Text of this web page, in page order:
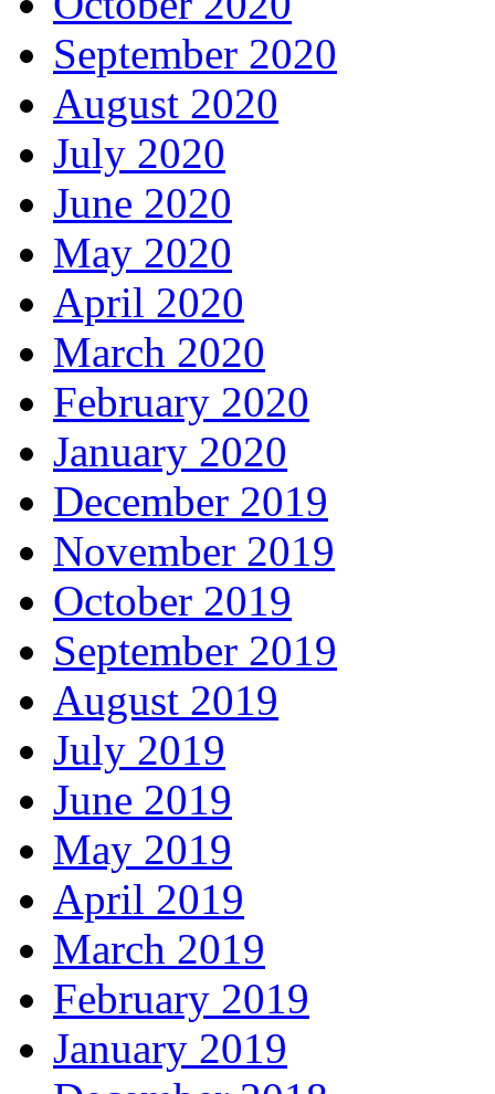
September 2020
August 2020
July 2020
June 2020
May 2020
April 2020
March 2020
February 2020
January 2020
December 2019
November 2019
October 2019
September 2019
August 2019
July 2019
June 2019
May 2019
April 2019
March 2019
February 2019
January 2019